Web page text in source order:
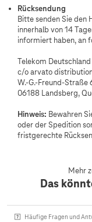
Rücksendung
Bitte senden Sie den
innerhalb von 14
informiert haben, an
Telekom
c/o arvato
W.-G.-Freund-Straße
06188 Landsberg,
Hinweis: Bewahren
oder der Spedition
fristgerechte
Mehr
Das
Häufige Fragen und